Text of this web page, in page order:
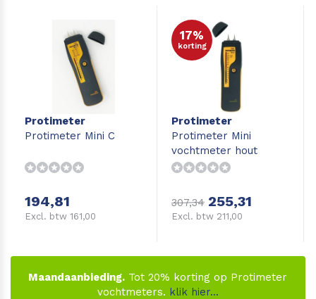
Protimeter
Protimeter Mini C
194,81
Excl. btw 161,00
17%
korting
Protimeter
Protimeter Mini
vochtmeter hout
307,34 255,31
Excl. btw 211,00
Maandaanbieding. Tot 20% korting op Protimeter
vochtmeters. klik hier...